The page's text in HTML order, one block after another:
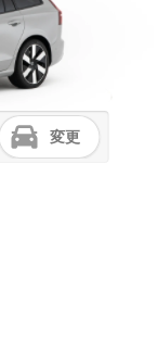
変更